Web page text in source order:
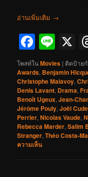
อ่านเพิ่มเติม →
Line
X
โพสท์ในMovies | ติดป้าย
Awards, Benjamin
Christophe Malavoy,
Denis Lavant, Drama,
Benoît Ugeux,Jean-
Jérôme Pouly,Joël
Perrier,Nicolas Vaude,
Rebecca Marder,Salim
Stranger,Théo Costa-
ความเห็น